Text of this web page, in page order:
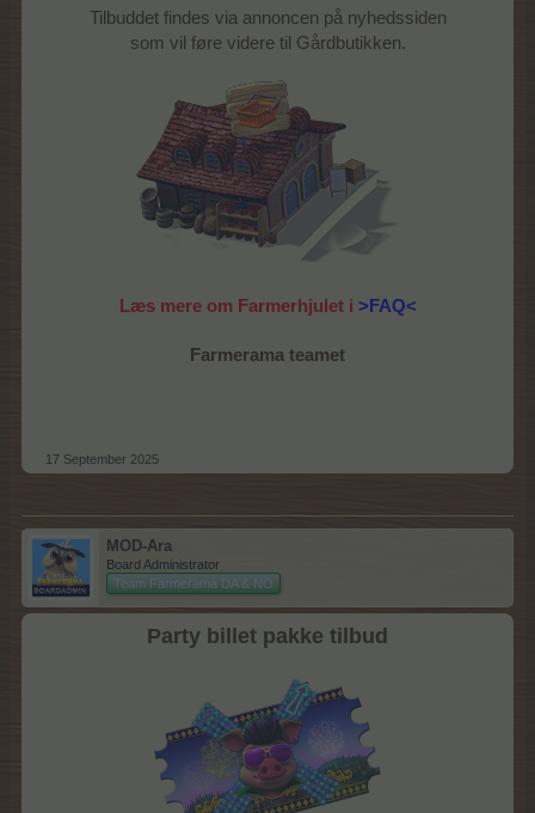
Tilbuddet findes via annoncen på nyhedssiden
som vil føre videre til Gårdbutikken.
Læs mere om Farmerhjulet i >FAQ<
Farmerama teamet
17 September 2025
MOD-Ara
Board Administrator
Team Farmerama DA & NO
Party billet pakke tilbud